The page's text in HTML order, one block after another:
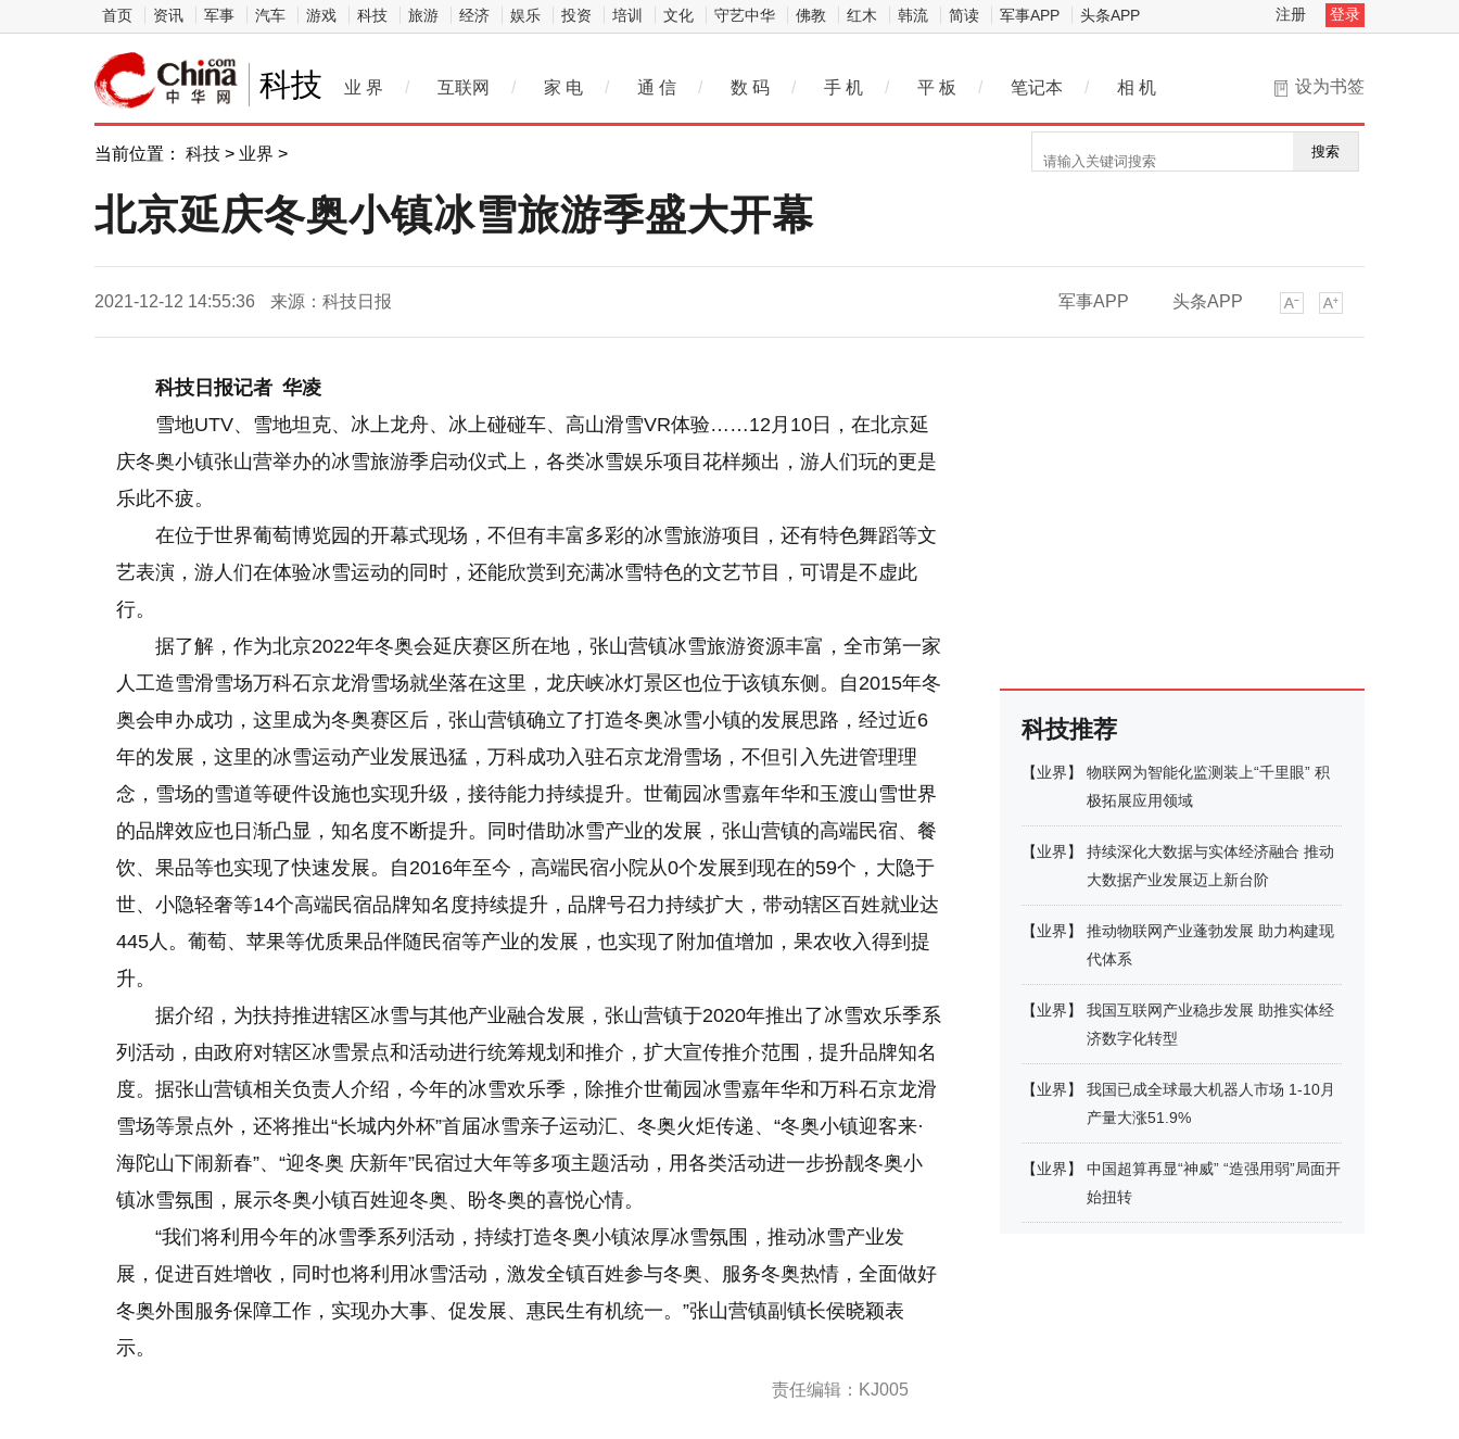
首页 资讯 军事 汽车 游戏 科技 旅游 经济 娱乐 投资 培训 文化 守艺中华 佛教 红木 韩流 简读 军事APP 头条APP 注册 登录
科技 设为书签
业 界 / 互联网 / 家 电 / 通 信 / 数 码 / 手 机 / 平 板 / 笔记本 / 相 机
当前位置： 科技 > 业界 > 搜索
北京延庆冬奥小镇冰雪旅游季盛大开幕
2021-12-12 14:55:36 来源：科技日报 军事APP 头条APP
科技日报记者 华凌
雪地UTV、雪地坦克、冰上龙舟、冰上碰碰车、高山滑雪VR体验……12月10日，在北京延
庆冬奥小镇张山营举办的冰雪旅游季启动仪式上，各类冰雪娱乐项目花样频出，游人们玩的更是
乐此不疲。
在位于世界葡萄博览园的开幕式现场，不但有丰富多彩的冰雪旅游项目，还有特色舞蹈等文
艺表演，游人们在体验冰雪运动的同时，还能欣赏到充满冰雪特色的文艺节目，可谓是不虚此
行。
据了解，作为北京2022年冬奥会延庆赛区所在地，张山营镇冰雪旅游资源丰富，全市第一家
人工造雪滑雪场万科石京龙滑雪场就坐落在这里，龙庆峡冰灯景区也位于该镇东侧。自2015年冬
奥会申办成功，这里成为冬奥赛区后，张山营镇确立了打造冬奥冰雪小镇的发展思路，经过近6
年的发展，这里的冰雪运动产业发展迅猛，万科成功入驻石京龙滑雪场，不但引入先进管理理
念，雪场的雪道等硬件设施也实现升级，接待能力持续提升。世葡园冰雪嘉年华和玉渡山雪世界
的品牌效应也日渐凸显，知名度不断提升。同时借助冰雪产业的发展，张山营镇的高端民宿、餐
饮、果品等也实现了快速发展。自2016年至今，高端民宿小院从0个发展到现在的59个，大隐于
世、小隐轻奢等14个高端民宿品牌知名度持续提升，品牌号召力持续扩大，带动辖区百姓就业达
445人。葡萄、苹果等优质果品伴随民宿等产业的发展，也实现了附加值增加，果农收入得到提
升。
据介绍，为扶持推进辖区冰雪与其他产业融合发展，张山营镇于2020年推出了冰雪欢乐季系
列活动，由政府对辖区冰雪景点和活动进行统筹规划和推介，扩大宣传推介范围，提升品牌知名
度。据张山营镇相关负责人介绍，今年的冰雪欢乐季，除推介世葡园冰雪嘉年华和万科石京龙滑
雪场等景点外，还将推出“长城内外杯”首届冰雪亲子运动汇、冬奥火炬传递、“冬奥小镇迎客来·
海陀山下闹新春”、“迎冬奥 庆新年”民宿过大年等多项主题活动，用各类活动进一步扮靓冬奥小
镇冰雪氛围，展示冬奥小镇百姓迎冬奥、盼冬奥的喜悦心情。
“我们将利用今年的冰雪季系列活动，持续打造冬奥小镇浓厚冰雪氛围，推动冰雪产业发
展，促进百姓增收，同时也将利用冰雪活动，激发全镇百姓参与冬奥、服务冬奥热情，全面做好
冬奥外围服务保障工作，实现办大事、促发展、惠民生有机统一。”张山营镇副镇长侯晓颖表
示。
责任编辑：KJ005
科技推荐
【业界】
物联网为智能化监测装上“千里眼” 积
极拓展应用领域
【业界】
持续深化大数据与实体经济融合 推动
大数据产业发展迈上新台阶
【业界】
推动物联网产业蓬勃发展 助力构建现
代体系
【业界】
我国互联网产业稳步发展 助推实体经
济数字化转型
【业界】
我国已成全球最大机器人市场 1-10月
产量大涨51.9%
【业界】
中国超算再显“神威” “造强用弱”局面开
始扭转